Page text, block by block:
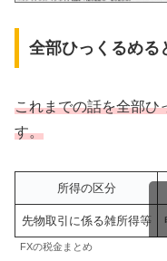
全部ひっくるめる
これまでの話を全部ひ
す。
所得の区分
先物取引に係る雑所得等
FXの税金まとめ